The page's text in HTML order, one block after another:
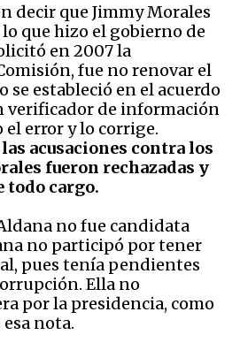
decir que Jimmy Morales
lo que hizo el gobierno de
en 2007 la
fue no renovar el
se estableció en el acuerdo
verificador de información
error y lo corrige.
acusaciones contra los
fueron rechazadas y
todo cargo.
no fue candidata
no participó por tener
pues tenía pendientes
Ella no
por la presidencia, como
nota.